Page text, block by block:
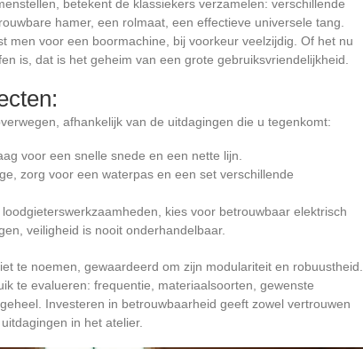
betekent de klassiekers verzamelen: verschillende
hamer, een rolmaat, een effectieve universele tang.
men voor een boormachine, bij voorkeur veelzijdig. Of het nu
is, dat is het geheim van een grote gebruiksvriendelijkheid.
afhankelijk van de uitdagingen die u tegenkomt:
voor een snelle snede en een nette lijn.
zorg voor een waterpas en een set verschillende
kies voor betrouwbaar elektrisch
veiligheid is nooit onderhandelbaar.
te noemen, gewaardeerd om zijn modulariteit en robuustheid.
te evalueren: frequentie, materiaalsoorten, gewenste
Investeren in betrouwbaarheid geeft zowel vertrouwen
in het atelier.